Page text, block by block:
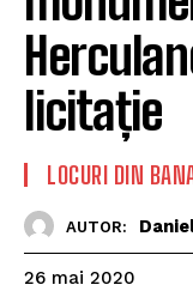
licitație
LOCURI DIN
AUTOR:
26 mai 2020